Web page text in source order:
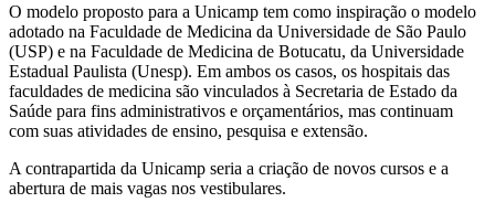
O modelo proposto para a Unicamp tem como inspiração o modelo
adotado na Faculdade de Medicina da Universidade de São Paulo
(USP) e na Faculdade de Medicina de Botucatu, da Universidade
Estadual Paulista (Unesp). Em ambos os casos, os hospitais das
faculdades de medicina são vinculados à Secretaria de Estado da
Saúde para fins administrativos e orçamentários, mas continuam
com suas atividades de ensino, pesquisa e extensão.
A contrapartida da Unicamp seria a criação de novos cursos e a
abertura de mais vagas nos vestibulares.